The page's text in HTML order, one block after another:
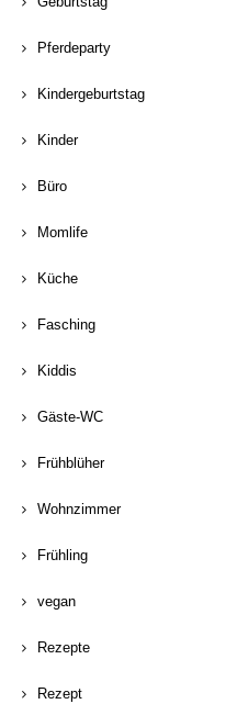
Pferdeparty
Kindergeburtstag
Kinder
Büro
Momlife
Küche
Fasching
Kiddis
Gäste-WC
Frühblüher
Wohnzimmer
Frühling
vegan
Rezepte
Rezept